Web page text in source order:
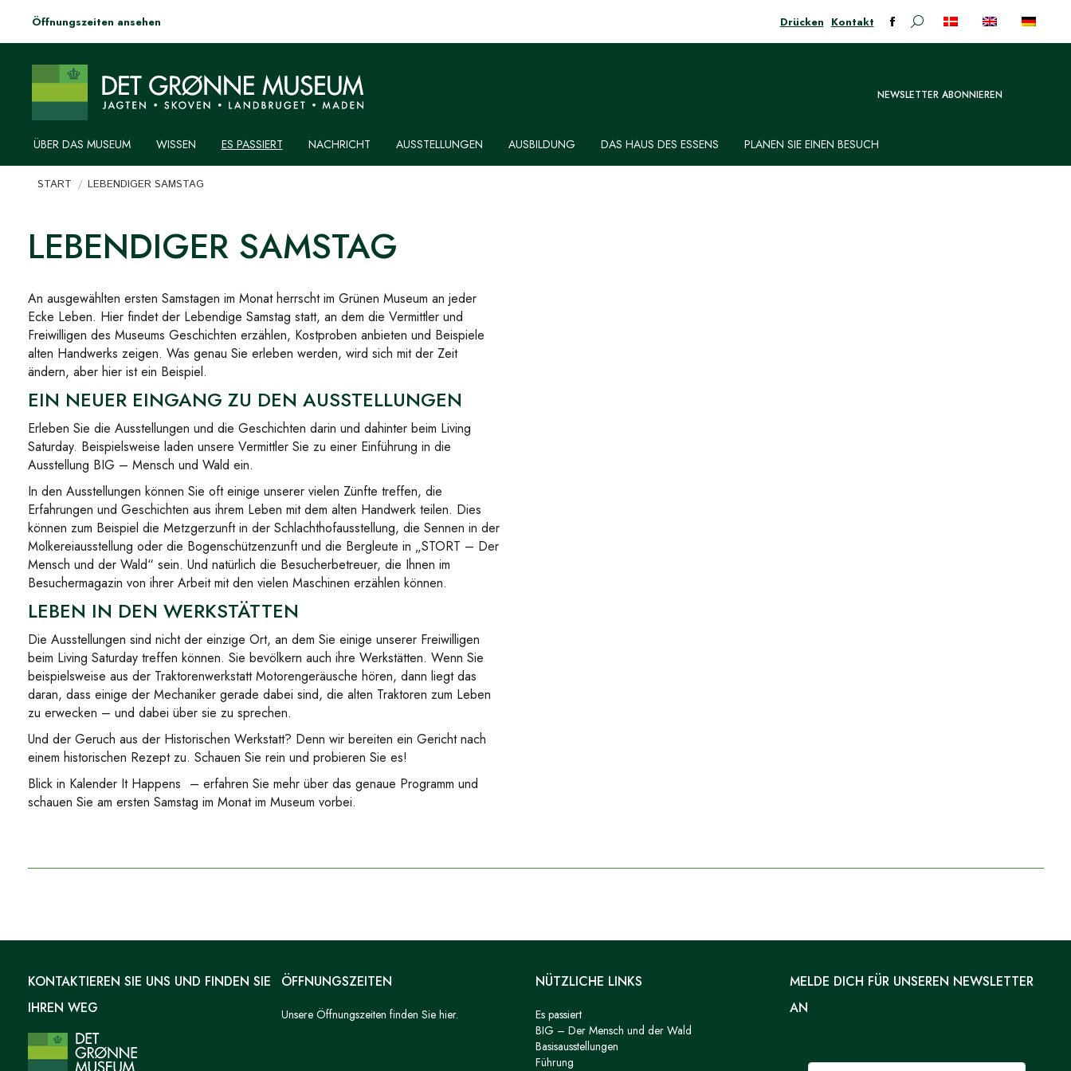
Öffnungszeiten ansehen Drücken Kontakt
Facebook-
in
Suchen:
NEWSLETTER ABONNIEREN
ÜBER DAS MUSEUM WISSEN ES PASSIERT NACHRICHT AUSSTELLUNGEN AUSBILDUNG DAS HAUS DES ESSENS PLANEN SIE EINEN BESUCH
START LEBENDIGER SAMSTAG
LEBENDIGER SAMSTAG
An ausgewählten ersten Samstagen im Monat herrscht im Grünen Museum an jeder
Ecke Leben. Hier findet der Lebendige Samstag statt, an dem die Vermittler und
Freiwilligen des Museums Geschichten erzählen, Kostproben anbieten und Beispiele
alten Handwerks zeigen. Was genau Sie erleben werden, wird sich mit der Zeit
ändern, aber hier ist ein Beispiel.
EIN NEUER EINGANG ZU DEN AUSSTELLUNGEN
Erleben Sie die Ausstellungen und die Geschichten darin und dahinter beim Living
Saturday. Beispielsweise laden unsere Vermittler Sie zu einer Einführung in die
Ausstellung BIG – Mensch und Wald ein.
In den Ausstellungen können Sie oft einige unserer vielen Zünfte treffen, die
Erfahrungen und Geschichten aus ihrem Leben mit dem alten Handwerk teilen. Dies
können zum Beispiel die Metzgerzunft in der Schlachthofausstellung, die Sennen in der
Molkereiausstellung oder die Bogenschützenzunft und die Bergleute in „STORT – Der
Mensch und der Wald“ sein. Und natürlich die Besucherbetreuer, die Ihnen im
Besuchermagazin von ihrer Arbeit mit den vielen Maschinen erzählen können.
LEBEN IN DEN WERKSTÄTTEN
Die Ausstellungen sind nicht der einzige Ort, an dem Sie einige unserer Freiwilligen
beim Living Saturday treffen können. Sie bevölkern auch ihre Werkstätten. Wenn Sie
beispielsweise aus der Traktorenwerkstatt Motorengeräusche hören, dann liegt das
daran, dass einige der Mechaniker gerade dabei sind, die alten Traktoren zum Leben
zu erwecken – und dabei über sie zu sprechen.
Und der Geruch aus der Historischen Werkstatt? Denn wir bereiten ein Gericht nach
einem historischen Rezept zu. Schauen Sie rein und probieren Sie es!
Blick in Kalender It Happens – erfahren Sie mehr über das genaue Programm und
schauen Sie am ersten Samstag im Monat im Museum vorbei.
KONTAKTIEREN SIE UNS UND FINDEN SIE
IHREN WEG
ÖFFNUNGSZEITEN
Unsere Öffnungszeiten finden Sie hier.
NÜTZLICHE LINKS
Es passiert
BIG – Der Mensch und der Wald
Basisausstellungen
Führung
MELDE DICH FÜR UNSEREN NEWSLETTER
AN